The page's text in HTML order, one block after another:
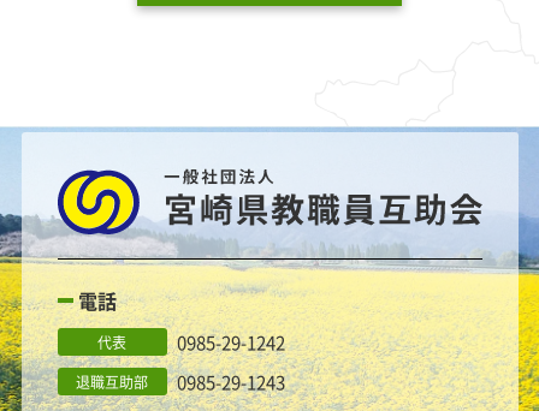
電話
代表 0985-29-1242
退職互助部 0985-29-1243